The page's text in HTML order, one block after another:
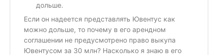
дольше.
Если он надеется представлять Ювентус как
можно дольше, то почему в его арендном
соглашении не предусмотрено право выкупа
Ювентусом за 30 млн? Насколько я знаю в его